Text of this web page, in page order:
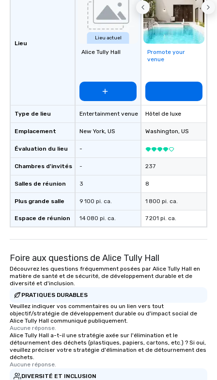
Lieu
Type de lieu
Emplacement
Évaluation du lieu
Chambres d'invités
Salles de réunion
Plus grande salle
Espace de réunion
Lieu actuel
Alice Tully Hall
Entertainment venue
New York, US
-
-
3
9 100 pi. ca.
14 080 pi. ca.
Promote your
venue
Hôtel de luxe
Washington, US
237
8
1 800 pi. ca.
7 201 pi. ca.
Foire aux questions de Alice Tully Hall
Découvrez les questions fréquemment posées par Alice Tully Hall en
matière de santé et de sécurité, de développement durable et de
diversité et d'inclusion.
PRATIQUES DURABLES
Veuillez indiquer vos commentaires ou un lien vers tout
objectif/stratégie de développement durable ou d'impact social de
Alice Tully Hall communiqué publiquement.
Aucune réponse.
Alice Tully Hall a-t-il une stratégie axée sur l'élimination et le
détournement des déchets (plastiques, papiers, cartons, etc.) ? Si oui,
veuillez préciser votre stratégie d'élimination et de détournement des
déchets.
Aucune réponse.
DIVERSITÉ ET INCLUSION